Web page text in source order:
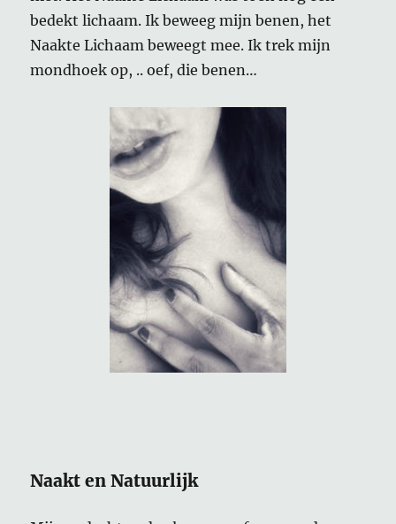
bedekt lichaam. Ik beweeg mijn benen, het
Naakte Lichaam beweegt mee. Ik trek mijn
mondhoek op, .. oef, die benen…
Naakt en Natuurlijk